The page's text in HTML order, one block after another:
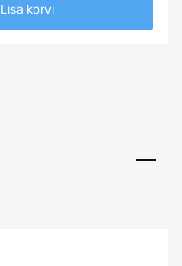
Lisa korvi